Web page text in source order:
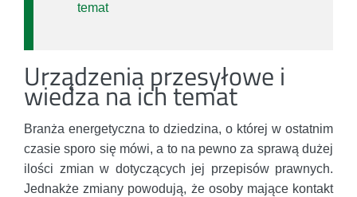
temat
Urządzenia przesyłowe i
wiedza na ich temat
Branża energetyczna to dziedzina, o której w ostatnim
czasie sporo się mówi, a to na pewno za sprawą dużej
ilości zmian w dotyczących jej przepisów prawnych.
Jednakże zmiany powodują, że osoby mające kontakt